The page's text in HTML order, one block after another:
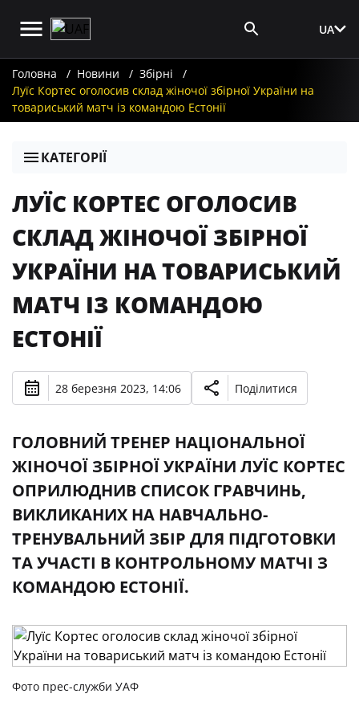
UA
Головна Новини
Збірні
Луїс Кортес оголосив склад жіночої збірної України на
товариський матч із командою Естонії
КАТЕГОРІЇ
ЛУЇС КОРТЕС ОГОЛОСИВ
СКЛАД ЖІНОЧОЇ ЗБІРНОЇ
УКРАЇНИ НА ТОВАРИСЬКИЙ
МАТЧ ІЗ КОМАНДОЮ
ЕСТОНІЇ
28 березня 2023, 14:06 Поділитися
ГОЛОВНИЙ ТРЕНЕР НАЦІОНАЛЬНОЇ
ЖІНОЧОЇ ЗБІРНОЇ УКРАЇНИ ЛУЇС КОРТЕС
ОПРИЛЮДНИВ СПИСОК ГРАВЧИНЬ,
ВИКЛИКАНИХ НА НАВЧАЛЬНО-
ТРЕНУВАЛЬНИЙ ЗБІР ДЛЯ ПІДГОТОВКИ
ТА УЧАСТІ В КОНТРОЛЬНОМУ МАТЧІ З
КОМАНДОЮ ЕСТОНІЇ.
Фото прес-служби УАФ